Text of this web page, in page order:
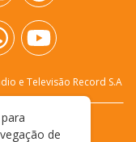
e Televisão Record S.A
de